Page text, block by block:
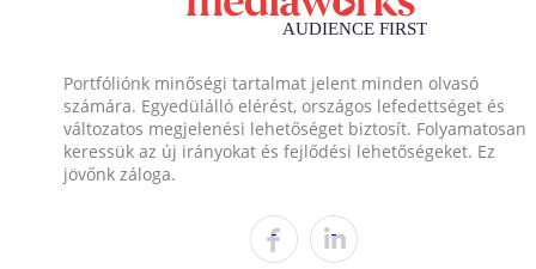
Portfóliónk minőségi tartalmat jelent minden olvasó
számára. Egyedülálló elérést, országos lefedettséget és
változatos megjelenési lehetőséget biztosít. Folyamatosan
keressük az új irányokat és fejlődési lehetőségeket. Ez
jövőnk záloga.